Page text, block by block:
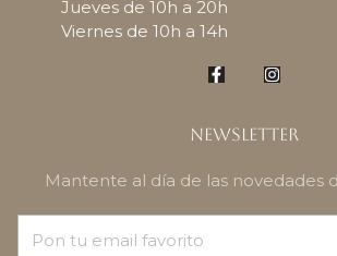
Jueves de 10h a 20h
Viernes de 10h a 14h
Newsletter
Mantente al día de las novedades